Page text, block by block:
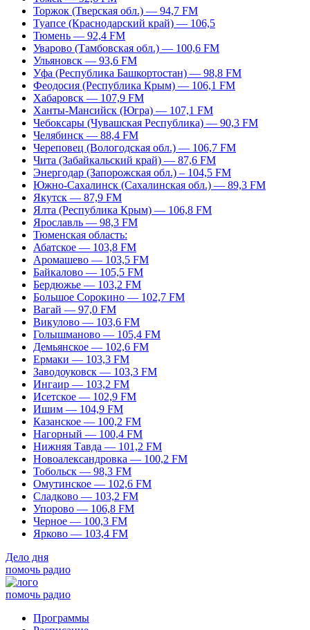
Торжок (Тверская обл.) — 94,7 FM
Туапсе (Краснодарский край) — 106,5
Тюмень — 92,4 FM
Уварово (Тамбовская обл.) — 100,6 FM
Ульяновск — 93,6 FM
Уфа (Республика Башкортостан) — 98,8 FM
Феодосия (Республика Крым) — 106,1 FM
Хабаровск — 107,9 FM
Ханты-Мансийск (Югра) — 107,1 FM
Чебоксары (Чувашская Республика) — 90,3 FM
Челябинск — 88,4 FM
Череповец (Вологодская обл.) — 106,7 FM
Чита (Забайкальский край) — 87,6 FM
Энергодар (Запорожская обл.) – 104,5 FM
Южно-Сахалинск (Сахалинская обл.) — 89,3 FM
Якутск — 87,9 FM
Ялта (Республика Крым) — 106,8 FM
Ярославль — 98,3 FM
Тюменская область:
Абатское — 103,8 FM
Аромашево — 103,5 FM
Байкалово — 105,5 FM
Бердюжье — 103,2 FM
Большое Сорокино — 102,7 FM
Вагай — 97,0 FM
Викулово — 103,6 FM
Голышманово — 105,4 FM
Демьянское — 102,6 FM
Ермаки — 103,3 FM
Заводоуковск — 103,3 FM
Ингаир — 103,2 FM
Исетское — 102,9 FM
Ишим — 104,9 FM
Казанское — 100,2 FM
Нагорный — 100,4 FM
Нижняя Тавда — 101,2 FM
Новоалександровка — 100,2 FM
Тобольск — 98,3 FM
Омутинское — 102,6 FM
Сладково — 103,2 FM
Упорово — 106,8 FM
Черное — 100,3 FM
Ярково — 103,4 FM
Дело дня
помочь радио
помочь радио
Программы